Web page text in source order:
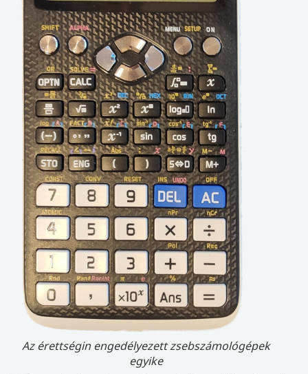
Az érettségin engedélyezett zsebszámológépek
egyike